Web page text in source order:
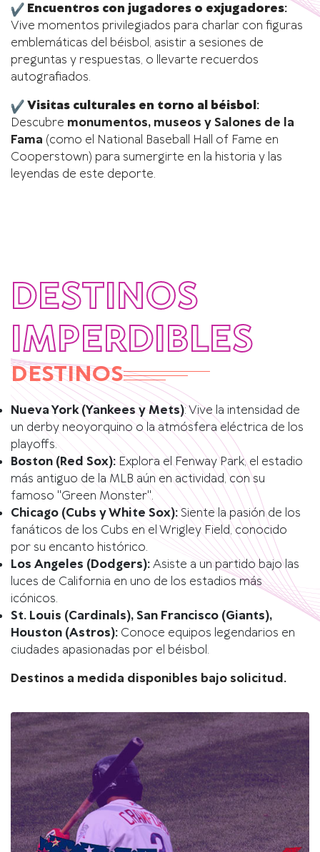
Encuentros con jugadores o exjugadores:
Vive momentos privilegiados para charlar con figuras
emblemáticas del béisbol, asistir a sesiones de
preguntas y respuestas, o llevarte recuerdos
autografiados.
Visitas culturales en torno al béisbol:
Descubre monumentos, museos y Salones de la
Fama (como el National Baseball Hall of Fame en
Cooperstown) para sumergirte en la historia y las
leyendas de este deporte.
DESTINOS
IMPERDIBLES
DESTINOS
Nueva York (Yankees y Mets): Vive la intensidad de
un derby neoyorquino o la atmósfera eléctrica de los
playoffs.
Boston (Red Sox):Explora el Fenway Park, el estadio
más antiguo de la MLB aún en actividad, con su
famoso "Green Monster".
Chicago (Cubs y White Sox):Siente la pasión de los
fanáticos de los Cubs en el Wrigley Field, conocido
por su encanto histórico.
Los Angeles (Dodgers):Asiste a un partido bajo las
luces de California en uno de los estadios más
icónicos.
St. Louis (Cardinals), San Francisco (Giants),
Houston (Astros): Conoce equipos legendarios en
ciudades apasionadas por el béisbol.
Destinos a medida disponibles bajo solicitud.